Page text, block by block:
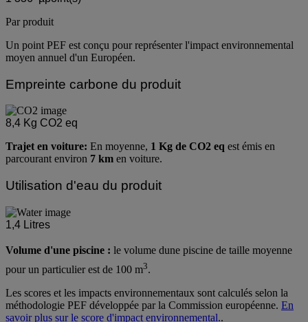
Par produit
Un point PEF est conçu pour représenter l'impact environnemental
moyen annuel d'un Européen.
Empreinte carbone du produit
8,4 Kg CO2 eq
Trajet en voiture: En moyenne, 1 Kg de CO2 eq est émis en
parcourant environ 7 km en voiture.
Utilisation d'eau du produit
1,4 Litres
Volume d'une piscine : le volume dune piscine de taille moyenne
pour un particulier est de 100 m3.
Les scores et les impacts environnementaux sont calculés selon la
méthodologie PEF développée par la Commission européenne. En
savoir plus sur le score d'impact environnemental..